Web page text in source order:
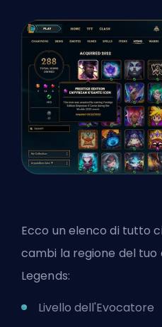
Ecco un elenco di tutto
cambi la regione del tuo
Legends:
Livello dell'Evocatore